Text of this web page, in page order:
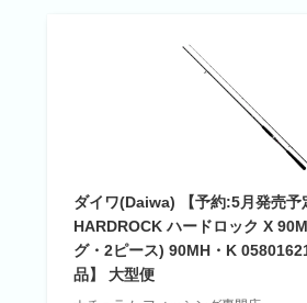
ダイワ(Daiwa) 【予約:5月発売予
HARDROCK ハードロック X
グ・2ピース) 90MH・K
品】 大型便